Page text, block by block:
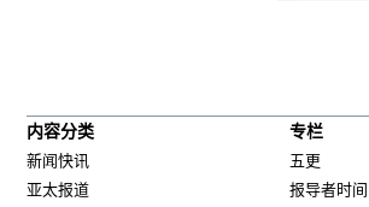
内容分类
新闻快讯
亚太报道
专栏
五更
报导者时间